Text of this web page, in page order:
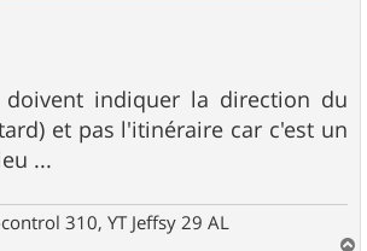
doivent indiquer la direction du
et pas l'itinéraire car c'est un
...
310, YT Jeffsy 29 AL